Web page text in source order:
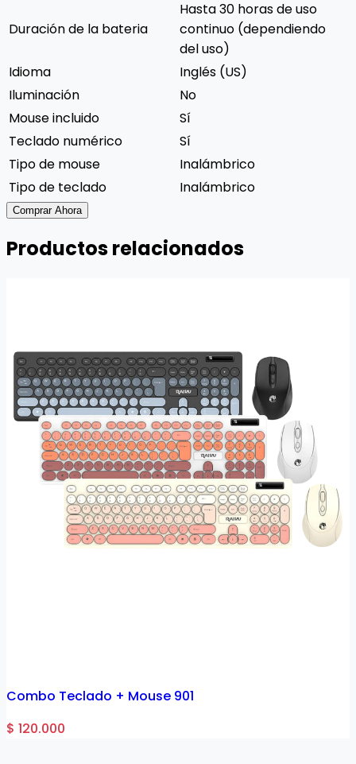
Duración de la bateria
Hasta 30 horas de uso
continuo (dependiendo
del uso)
Idioma
Inglés (US)
Iluminación
No
Mouse incluido
Sí
Teclado numérico
Sí
Tipo de mouse
Inalámbrico
Tipo de teclado
Inalámbrico
Comprar Ahora
Productos relacionados
Combo Teclado + Mouse 901
$ 120.000